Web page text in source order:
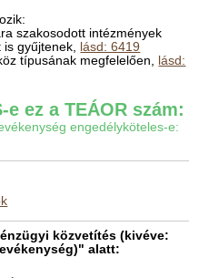
szakosodott intézmények
gyűjtenek, lásd: 6419
típusának megfelelően, lásd:
e ez a TEÁOR szám:
engedélyköteles-e:
közvetítés (kivéve:
alatt: